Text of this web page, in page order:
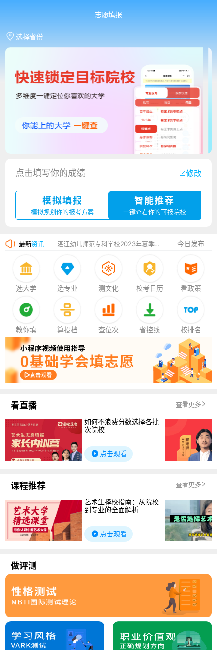
志愿填报
选择省份
点击填写你的成绩 修改
模拟填报
模拟规划你的报考方案
智能推荐
一键查看你的可报院校
最新资讯
广州华立科技职业学院2023年夏季高考招生简章
香港中文大学（深圳）2023年夏季高考招生简章
厦门大学嘉庚学院2023年艺术类招生简章
今日发布
选大学 选专业 测文化 校考日历 看政策
教你填 算投档 查位次 省控线 校排名
看直播 查看更多
如何不浪费分数选择各批
次院校
点击观看
课程推荐 查看更多
艺术生择校指南：从院校
到专业的全面解析
点击观看
做评测